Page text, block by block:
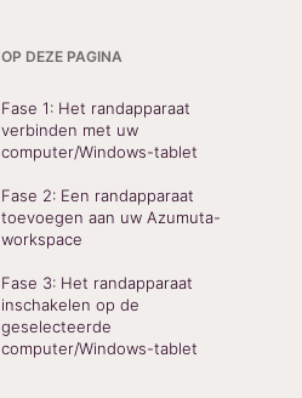
OP DEZE PAGINA
Fase 1: Het randapparaat
verbinden met uw
computer/Windows-tablet
Fase 2: Een randapparaat
toevoegen aan uw Azumuta-
workspace
Fase 3: Het randapparaat
inschakelen op de
geselecteerde
computer/Windows-tablet